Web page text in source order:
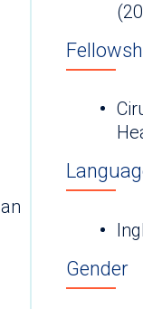
Gender